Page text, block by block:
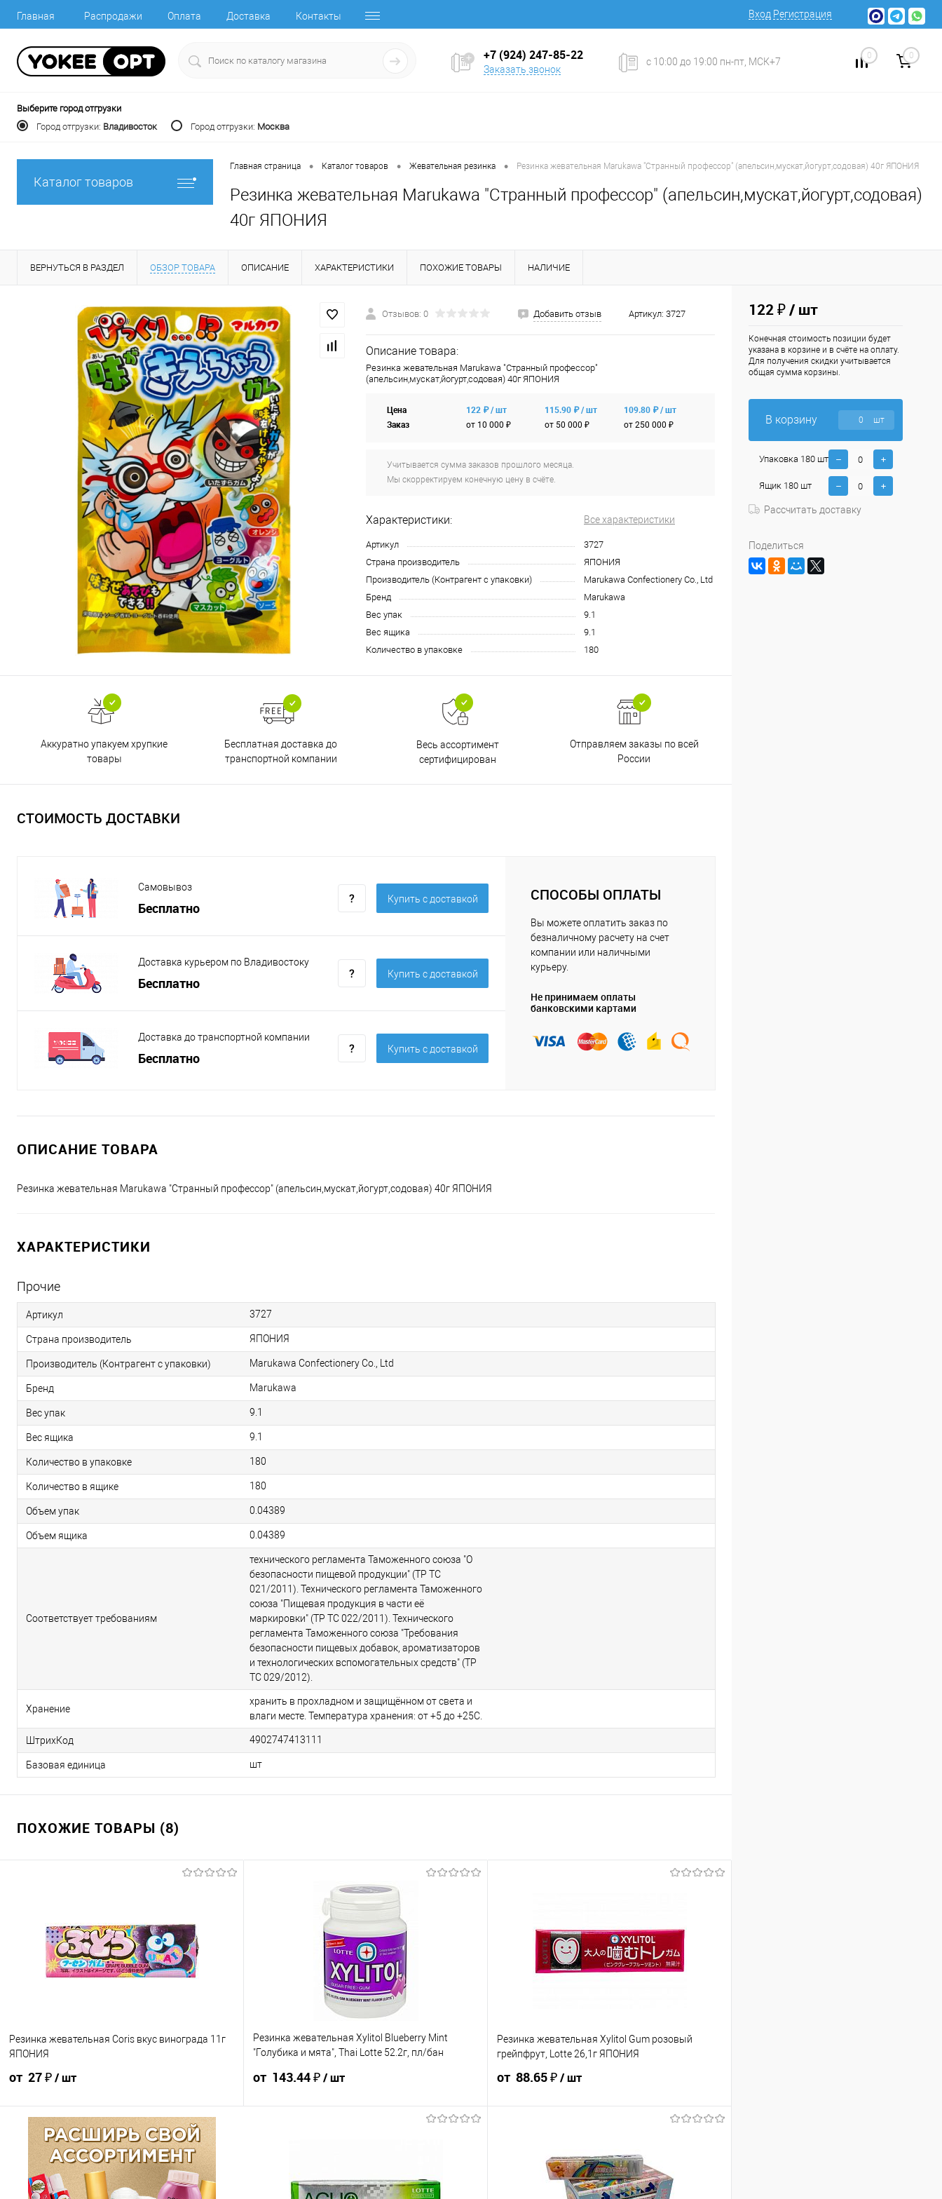
Главная Распродажи Оплата Доставка Контакты Вход Регистрация
+7 (924) 247-85-22
Заказать звонок
с 10:00 до 19:00 пн-пт, МСК+7
0 0
Выберите город отгрузки
Город отгрузки: Владивосток Город отгрузки: Москва
Каталог товаров
Главная страница • Каталог товаров • Жевательная резинка • Резинка жевательная Marukawa "Странный профессор" (апельсин,мускат,йогурт,содовая) 40г ЯПОНИЯ
Резинка жевательная Marukawa "Странный профессор" (апельсин,мускат,йогурт,содовая)
40г ЯПОНИЯ
ВЕРНУТЬСЯ В РАЗДЕЛ ОБЗОР ТОВАРА ОПИСАНИЕ ХАРАКТЕРИСТИКИ ПОХОЖИЕ ТОВАРЫ НАЛИЧИЕ
Отзывов: 0 Добавить отзыв Артикул: 3727
Описание товара:
Резинка жевательная Marukawa "Странный профессор"
(апельсин,мускат,йогурт,содовая) 40г ЯПОНИЯ
Цена
Заказ
122 ₽ / шт
от 10 000 ₽
115.90 ₽ / шт
от 50 000 ₽
109.80 ₽ / шт
от 250 000 ₽
Учитывается сумма заказов прошлого месяца.
Мы скорректируем конечную цену в счёте.
Характеристики: Все характеристики
Артикул
3727
Страна производитель
ЯПОНИЯ
Производитель (Контрагент с упаковки)
Marukawa Confectionery Co., Ltd
Бренд
Marukawa
Вес упак
9.1
Вес ящика
9.1
Количество в упаковке
180
Аккуратно упакуем хрупкие
товары
Бесплатная доставка до
транспортной компании
Весь ассортимент
сертифицирован
Отправляем заказы по всей
России
СТОИМОСТЬ ДОСТАВКИ
Самовывоз
Бесплатно
Купить c доставкой
Доставка курьером по Владивостоку
Бесплатно
Купить c доставкой
Доставка до транспортной компании
Бесплатно
Купить c доставкой
СПОСОБЫ ОПЛАТЫ
Вы можете оплатить заказ по
безналичному расчету на счет
компании или наличными
курьеру.
Не принимаем оплаты
банковскими картами
ОПИСАНИЕ ТОВАРА
Резинка жевательная Marukawa "Странный профессор" (апельсин,мускат,йогурт,содовая) 40г ЯПОНИЯ
ХАРАКТЕРИСТИКИ
Прочие
Артикул 3727
Страна производитель ЯПОНИЯ
Производитель (Контрагент с упаковки) Marukawa Confectionery Co., Ltd
Бренд Marukawa
Вес упак 9.1
Вес ящика 9.1
Количество в упаковке 180
Количество в ящике 180
Объем упак 0.04389
Объем ящика 0.04389
Соответствует требованиям
технического регламента Таможенного союза "О
безопасности пищевой продукции" (ТР ТС
021/2011). Технического регламента Таможенного
союза "Пищевая продукция в части её
маркировки" (ТР ТС 022/2011). Технического
регламента Таможенного союза "Требования
безопасности пищевых добавок, ароматизаторов
и технологических вспомогательных средств" (ТР
ТС 029/2012).
Хранение
хранить в прохладном и защищённом от света и
влаги месте. Температура хранения: от +5 до +25С.
ШтрихКод 4902747413111
Базовая единица шт
ПОХОЖИЕ ТОВАРЫ (8)
Резинка жевательная Coris вкус винограда 11г
ЯПОНИЯ
от 27 ₽/ шт
30 ₽ / шт
от 10 000 ₽
28.50 ₽ / шт
от 50 000 ₽
27 ₽ / шт
от 250 000 ₽
Конечная стоимость позиции будет указана в корзине и
в счёте на оплату.
Резинка жевательная Xylitol Blueberry Mint
"Голубика и мята", Thai Lotte 52.2г, пл/бан
от 143.44 ₽/ шт
Конечная стоимость позиции будет указана в корзине и
в счёте на оплату.
Резинка жевательная Xylitol Gum розовый
грейпфрут, Lotte 26,1г ЯПОНИЯ
от 88.65 ₽/ шт
Конечная стоимость позиции будет указана в корзине и
в счёте на оплату.
122 ₽/ шт
Конечная стоимость позиции будет
указана в корзине и в счёте на оплату.
Для получения скидки учитывается
общая сумма корзины.
В корзину шт
Упаковка 180 шт
Ящик 180 шт
Рассчитать доставку
Поделиться